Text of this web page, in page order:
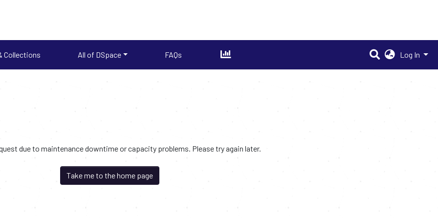
Collections All of DSpace FAQs Log In
due to maintenance downtime or capacity problems. Please try again later.
Take me to the home page